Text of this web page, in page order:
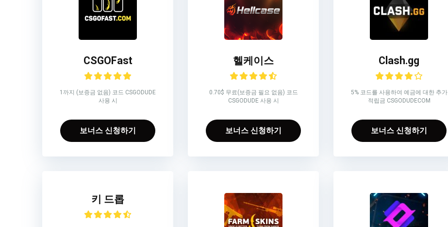
CSGOFast
1까지 (보증금 없음) 코드 CSGODUDE
사용 시
보너스 신청하기
헬케이스
0.70$ 무료(보증금 필요 없음) 코드
CSGODUDE 사용 시
보너스 신청하기
Clash.gg
5% 코드를 사용하여 예금에 대한 추가
적립금 CSGODUDECOM
보너스 신청하기
키 드롭